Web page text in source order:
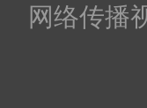
网络传播